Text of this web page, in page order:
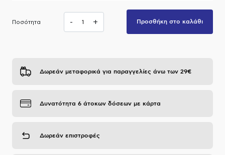
Ποσότητα - + Προσθήκη στο καλάθι
Δωρεάν μεταφορικά για παραγγελίες άνω των 29€
Δυνατότητα 6 άτοκων δόσεων με κάρτα
Δωρεάν επιστροφές